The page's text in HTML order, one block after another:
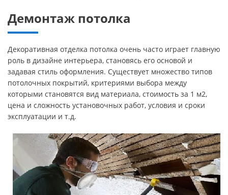
Демонтаж потолка
Декоративная отделка потолка очень часто играет главную
роль в дизайне интерьера, становясь его основой и
задавая стиль оформления. Существует множество типов
потолочных покрытий, критериями выбора между
которыми становятся вид материала, стоимость за 1 м2,
цена и сложность установочных работ, условия и сроки
эксплуатации и т.д.